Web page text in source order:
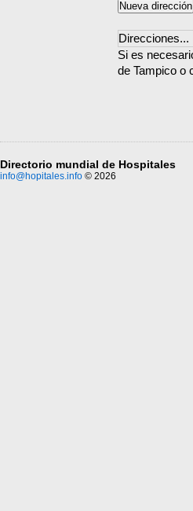
Direcciones...
Si es
de Tampico o
Directorio mundial de Hospitales
info@hopitales.info © 2026